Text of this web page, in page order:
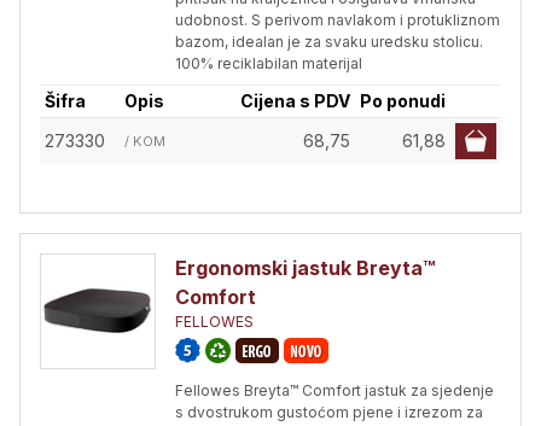
udobnost. S perivom navlakom i protukliznom
bazom, idealan je za svaku uredsku stolicu.
100% reciklabilan materijal
Šifra Opis Cijena s PDV Po ponudi
273330
/ KOM 68,75 61,88
Ergonomski jastuk Breyta™
Comfort
FELLOWES
Fellowes Breyta™ Comfort jastuk za sjedenje
s dvostrukom gustoćom pjene i izrezom za